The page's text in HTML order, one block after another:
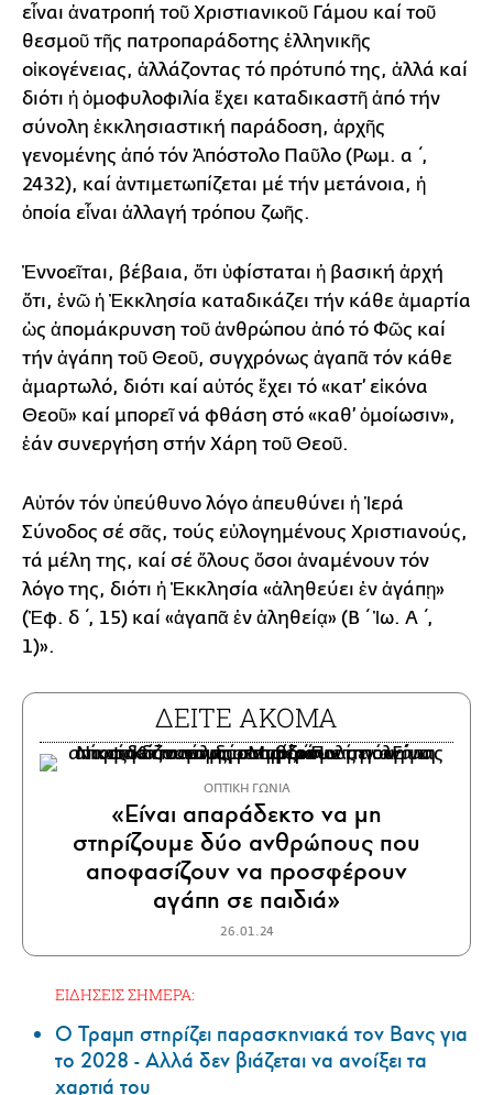
εἶναι ἀνατροπή τοῦ Χριστιανικοῦ Γάμου καί τοῦ
θεσμοῦ τῆς πατροπαράδοτης ἑλληνικῆς
οἰκογένειας, ἀλλάζοντας τό πρότυπό της, ἀλλά καί
διότι ἡ ὁμοφυλοφιλία ἔχει καταδικαστῆ ἀπό τήν
σύνολη ἐκκλησιαστική παράδοση, ἀρχῆς
γενομένης ἀπό τόν Ἀπόστολο Παῦλο (Ρωμ. α΄,
2432), καί ἀντιμετωπίζεται μέ τήν μετάνοια, ἡ
ὁποία εἶναι ἀλλαγή τρόπου ζωῆς.
Ἐννοεῖται, βέβαια, ὅτι ὑφίσταται ἡ βασική ἀρχή
ὅτι, ἐνῶ ἡ Ἐκκλησία καταδικάζει τήν κάθε ἁμαρτία
ὡς ἀπομάκρυνση τοῦ ἀνθρώπου ἀπό τό Φῶς καί
τήν ἀγάπη τοῦ Θεοῦ, συγχρόνως ἀγαπᾶ τόν κάθε
ἁμαρτωλό, διότι καί αὐτός ἔχει τό «κατ’ εἰκόνα
Θεοῦ» καί μπορεῖ νά φθάση στό «καθ’ ὁμοίωσιν»,
ἐάν συνεργήση στήν Χάρη τοῦ Θεοῦ.
Αὐτόν τόν ὑπεύθυνο λόγο ἀπευθύνει ἡ Ἱερά
Σύνοδος σέ σᾶς, τούς εὐλογημένους Χριστιανούς,
τά μέλη της, καί σέ ὅλους ὅσοι ἀναμένουν τόν
λόγο της, διότι ἡ Ἐκκλησία «ἀληθεύει ἐν ἀγάπῃ»
(Ἐφ. δ΄, 15) καί «ἀγαπᾶ ἐν ἀληθείᾳ» (Β΄ Ἰω. Α΄,
1)».
ΔΕΙΤΕ ΑΚΟΜΑ
ΟΠΤΙΚΗ ΓΩΝΙΑ
«Είναι απαράδεκτο να μη
στηρίζουμε δύο ανθρώπους που
αποφασίζουν να προσφέρουν
αγάπη σε παιδιά»
26.01.24
ΕΙΔΗΣΕΙΣ ΣΗΜΕΡΑ:
Ο Τραμπ στηρίζει παρασκηνιακά τον Βανς για
το 2028 - Αλλά δεν βιάζεται να ανοίξει τα
χαρτιά του